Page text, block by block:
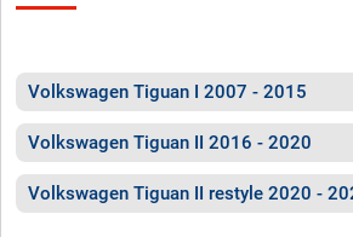
Volkswagen Tiguan I 2007 - 2015
Volkswagen Tiguan II 2016 - 2020
Volkswagen Tiguan II restyle 2020 -